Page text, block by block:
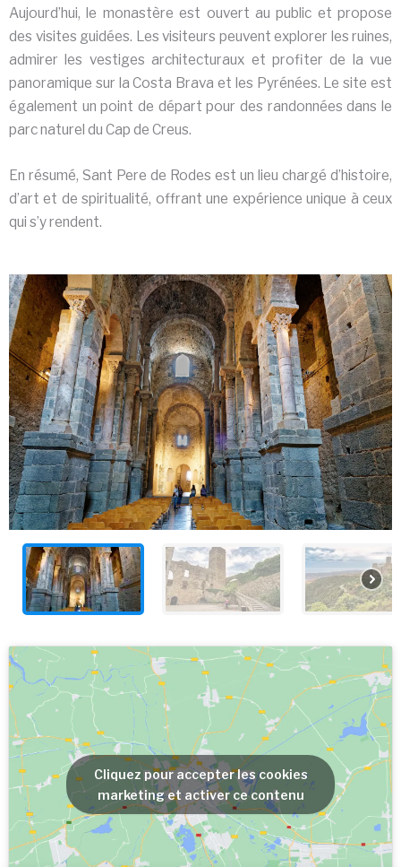
Aujourd’hui, le monastère est ouvert au public et propose
des visites guidées. Les visiteurs peuvent explorer les ruines,
admirer les vestiges architecturaux et profiter de la vue
panoramique sur la Costa Brava et les Pyrénées. Le site est
également un point de départ pour des randonnées dans le
parc naturel du Cap de Creus.
En résumé, Sant Pere de Rodes est un lieu chargé d’histoire,
d’art et de spiritualité, offrant une expérience unique à ceux
qui s’y rendent.
Cliquez pour accepter les cookies
marketing et activer ce contenu